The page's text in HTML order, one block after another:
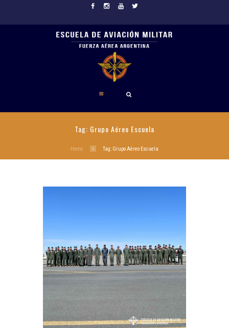
Tag: Grupo Aéreo Escuela
Home Tag: Grupo Aéreo Escuela